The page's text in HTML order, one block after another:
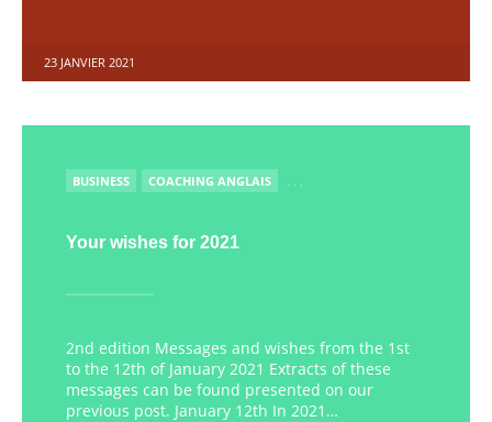
23 JANVIER 2021
PUBLIÉ
BUSINESS COACHING ANGLAIS
Your wishes for 2021
2nd edition Messages and wishes from the 1st
to the 12th of January 2021 Extracts of these
messages can be found presented on our
previous post. January 12th In 2021…